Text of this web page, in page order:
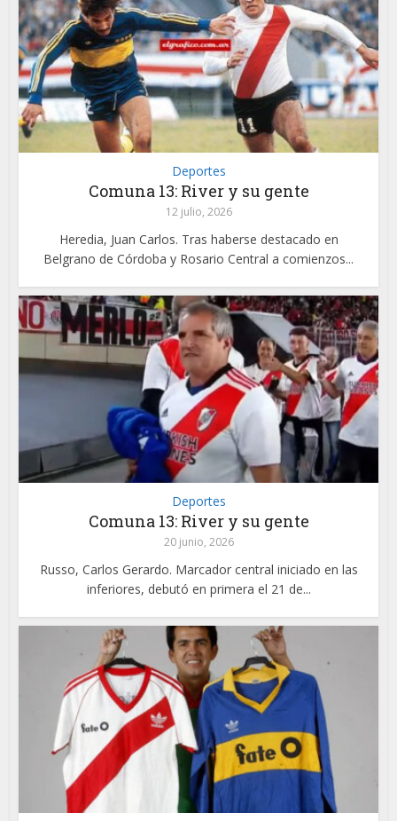
Deportes
Comuna 13: River y su gente
12 julio, 2026
Heredia, Juan Carlos. Tras haberse destacado en
Belgrano de Córdoba y Rosario Central a comienzos...
Deportes
Comuna 13: River y su gente
20 junio, 2026
Russo, Carlos Gerardo. Marcador central iniciado en las
inferiores, debutó en primera el 21 de...